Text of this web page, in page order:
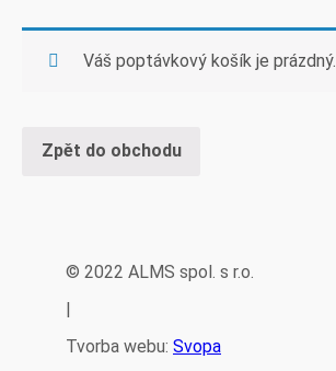
Váš poptávkový košík je prázdný.
Zpět do obchodu
© 2022 ALMS spol. s r.o.
|
Tvorba webu: Svopa